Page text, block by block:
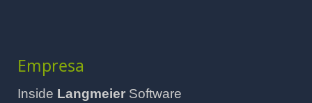
Empresa
Inside Langmeier Software